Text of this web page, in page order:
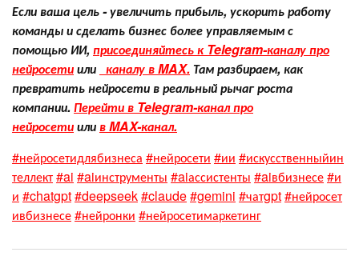
Если ваша цель - увеличить прибыль, ускорить работу
команды и сделать бизнес более управляемым с
помощью ИИ,присоединяйтесь к Telegram-каналу про
нейросетиили каналу в MAX. Там разбираем, как
превратить нейросети в реальный рычаг роста
компании. Перейти в Telegram-канал про
нейросетиили в MAX-канал.
#нейросетидлябизнеса #нейросети #ии #искусственныйин
теллект#ai #aiинструменты #aiассистенты #aiвбизнесе#и
и #chatgpt#deepseek#claude#gemini #чатgpt#нейросет
ивбизнесе#нейронки #нейросетимаркетинг